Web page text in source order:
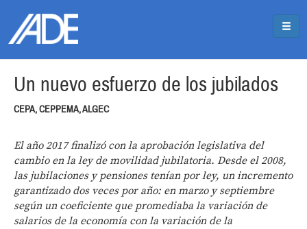
Un nuevo esfuerzo de los jubilados
CEPA, CEPPEMA, ALGEC
El año 2017 finalizó con la aprobación legislativa del
cambio en la ley de movilidad jubilatoria. Desde el 2008,
las jubilaciones y pensiones tenían por ley, un incremento
garantizado dos veces por año: en marzo y septiembre
según un coeficiente que promediaba la variación de
salarios de la economía con la variación de la